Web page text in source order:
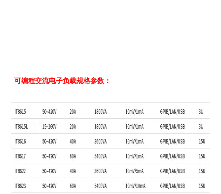
可编程交流电子负载规格参数：